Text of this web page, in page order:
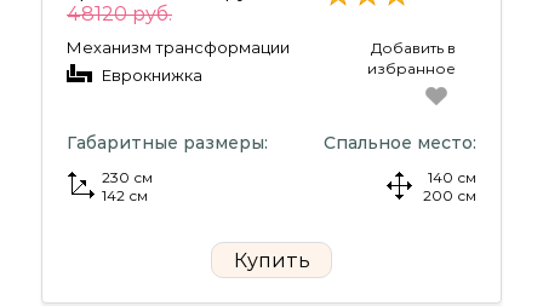
48120 руб.
Механизм трансформации
Еврокнижка
Добавить в
избранное
Габаритные размеры:
230 см
142 см
Спальное место:
140 см
200 см
Купить